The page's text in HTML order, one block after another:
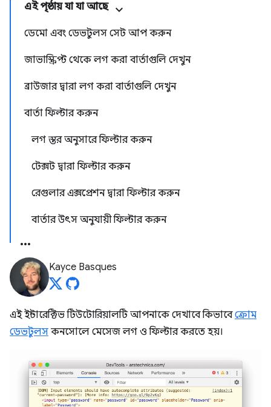
এই পৃষ্ঠায় যা যা আছে
ডেমো এবং ডেভটুলস সেট আপ করুন
জাভাস্ক্রিপ্ট থেকে লগ করা বার্তাগুলি দেখুন
ব্রাউজার দ্বারা লগ করা বার্তাগুলি দেখুন
বার্তা ফিল্টার করুন
লগ স্তর অনুসারে ফিল্টার করুন
টেক্সট দ্বারা ফিল্টার করুন
রেগুলার এক্সপ্রেশন দ্বারা ফিল্টার করুন
বার্তার উৎস অনুযায়ী ফিল্টার করুন
Kayce Basques
এই ইন্টারেক্টিভ টিউটোরিয়ালটি আপনাকে দেখাবে কিভাবেক্রোম
ডেভটুলস কনসোলে মেসেজ লগ ও ফিল্টার করতে হয়।